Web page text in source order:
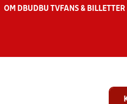
OM DBU DBU TV FANS & BILLETTER